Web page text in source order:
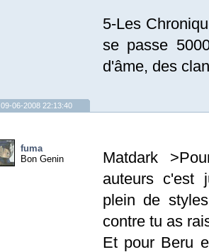
5-Les
se passe
d'âme, des
09-06-2008 22:13:40
fuma
Bon Genin
Matdark
auteurs c'est
plein de
contre tu as
Et pour Beru